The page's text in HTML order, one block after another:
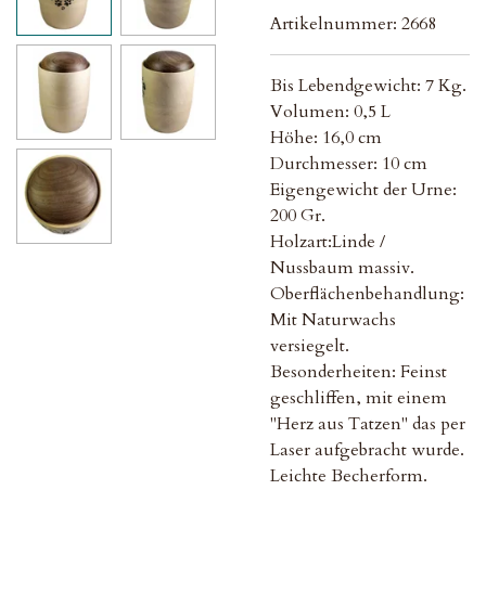
Artikelnummer: 2668
Bis Lebendgewicht: 7 Kg.
Volumen: 0,5 L
Höhe: 16,0 cm
Durchmesser: 10 cm
Eigengewicht der Urne:
200 Gr.
Holzart:Linde /
Nussbaum massiv.
Oberflächenbehandlung:
Mit Naturwachs
versiegelt.
Besonderheiten: Feinst
geschliffen, mit einem
"Herz aus Tatzen" das per
Laser aufgebracht wurde.
Leichte Becherform.